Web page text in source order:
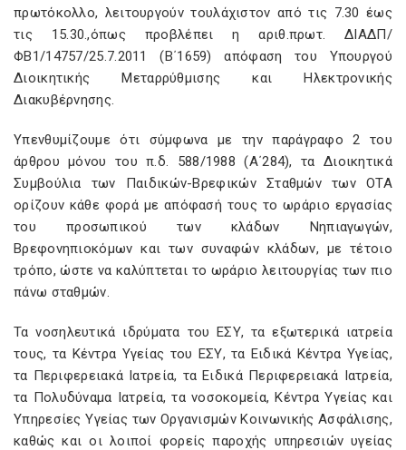
πρωτόκολλο, λειτουργούν τουλάχιστον από τις 7.30 έως
τις 15.30.,όπως προβλέπει η αριθ.πρωτ. ΔΙΑΔΠ/
ΦΒ1/14757/25.7.2011 (Β΄1659) απόφαση του Υπουργού
Διοικητικής Μεταρρύθμισης και Ηλεκτρονικής
Διακυβέρνησης.
Υπενθυμίζουμε ότι σύμφωνα με την παράγραφο 2 του
άρθρου μόνου του π.δ. 588/1988 (Α΄284), τα Διοικητικά
Συμβούλια των Παιδικών-Βρεφικών Σταθμών των ΟΤΑ
ορίζουν κάθε φορά με απόφασή τους το ωράριο εργασίας
του προσωπικού των κλάδων Νηπιαγωγών,
Βρεφονηπιοκόμων και των συναφών κλάδων, με τέτοιο
τρόπο, ώστε να καλύπτεται το ωράριο λειτουργίας των πιο
πάνω σταθμών.
Τα νοσηλευτικά ιδρύματα του ΕΣΥ, τα εξωτερικά ιατρεία
τους, τα Κέντρα Υγείας του ΕΣΥ, τα Ειδικά Κέντρα Υγείας,
τα Περιφερειακά Ιατρεία, τα Ειδικά Περιφερειακά Ιατρεία,
τα Πολυδύναμα Ιατρεία, τα νοσοκομεία, Κέντρα Υγείας και
Υπηρεσίες Υγείας των Οργανισμών Κοινωνικής Ασφάλισης,
καθώς και οι λοιποί φορείς παροχής υπηρεσιών υγείας